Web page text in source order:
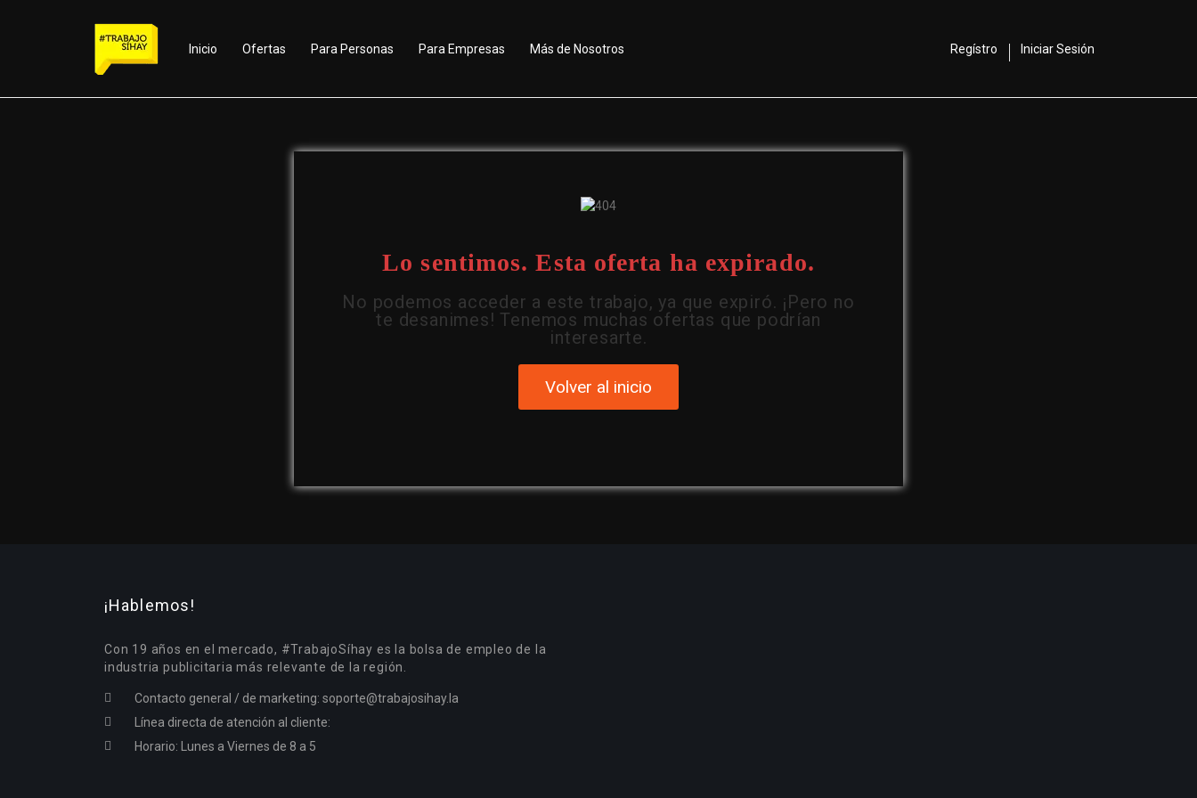
Inicio Ofertas Para Personas Para Empresas Más de Nosotros Regístro Iniciar Sesión
Lo sentimos. Esta oferta ha expirado.
No podemos acceder a este trabajo, ya que expiró. ¡Pero no
te desanimes! Tenemos muchas ofertas que podrían
interesarte.
Volver al inicio
¡Hablemos!
Con 19 años en el mercado, #TrabajoSíhay es la bolsa de empleo de la
industria publicitaria más relevante de la región.
Contacto general / de marketing: soporte@trabajosihay.la
Línea directa de atención al cliente:
Horario: Lunes a Viernes de 8 a 5